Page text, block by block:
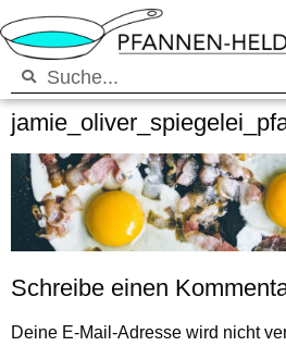
Schreibe einen
Deine E-Mail-Adresse wird nicht